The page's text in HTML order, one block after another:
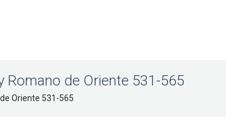
Romano de Oriente 531-565
Oriente 531-565